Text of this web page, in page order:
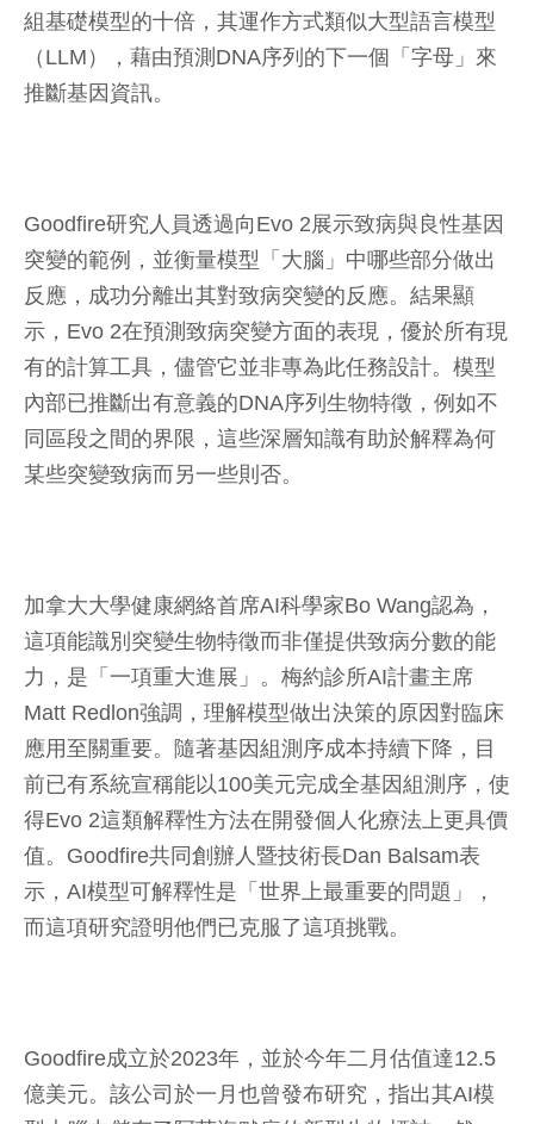
組基礎模型的十倍，其運作方式類似大型語言模型
（LLM），藉由預測DNA序列的下一個「字母」來
推斷基因資訊。
Goodfire研究人員透過向Evo 2展示致病與良性基因
突變的範例，並衡量模型「大腦」中哪些部分做出
反應，成功分離出其對致病突變的反應。結果顯
示，Evo 2在預測致病突變方面的表現，優於所有現
有的計算工具，儘管它並非專為此任務設計。模型
內部已推斷出有意義的DNA序列生物特徵，例如不
同區段之間的界限，這些深層知識有助於解釋為何
某些突變致病而另一些則否。
加拿大大學健康網絡首席AI科學家Bo Wang認為，
這項能識別突變生物特徵而非僅提供致病分數的能
力，是「一項重大進展」。梅約診所AI計畫主席
Matt Redlon強調，理解模型做出決策的原因對臨床
應用至關重要。隨著基因組測序成本持續下降，目
前已有系統宣稱能以100美元完成全基因組測序，使
得Evo 2這類解釋性方法在開發個人化療法上更具價
值。Goodfire共同創辦人暨技術長Dan Balsam表
示，AI模型可解釋性是「世界上最重要的問題」，
而這項研究證明他們已克服了這項挑戰。
Goodfire成立於2023年，並於今年二月估值達12.5
億美元。該公司於一月也曾發布研究，指出其AI模